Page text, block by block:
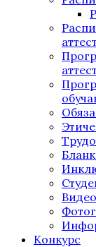
Видео
Конкурс